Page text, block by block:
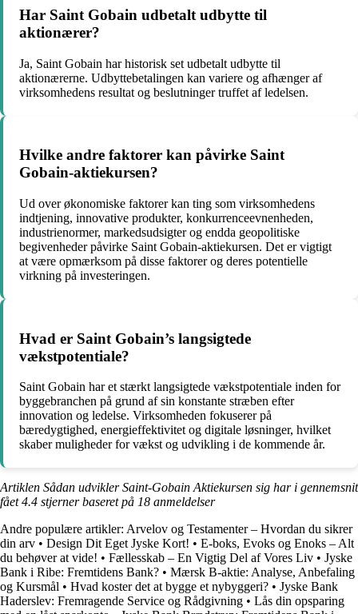
Har Saint Gobain udbetalt udbytte til
aktionærer?
Ja, Saint Gobain har historisk set udbetalt udbytte til
aktionærerne. Udbyttebetalingen kan variere og afhænger af
virksomhedens resultat og beslutninger truffet af ledelsen.
Hvilke andre faktorer kan påvirke Saint
Gobain-aktiekursen?
Ud over økonomiske faktorer kan ting som virksomhedens
indtjening, innovative produkter, konkurrenceevnenheden,
industrienormer, markedsudsigter og endda geopolitiske
begivenheder påvirke Saint Gobain-aktiekursen. Det er vigtigt
at være opmærksom på disse faktorer og deres potentielle
virkning på investeringen.
Hvad er Saint Gobain’s langsigtede
vækstpotentiale?
Saint Gobain har et stærkt langsigtede vækstpotentiale inden for
byggebranchen på grund af sin konstante stræben efter
innovation og ledelse. Virksomheden fokuserer på
bæredygtighed, energieffektivitet og digitale løsninger, hvilket
skaber muligheder for vækst og udvikling i de kommende år.
Artiklen Sådan udvikler Saint-Gobain Aktiekursen sig har i gennemsnit
fået4.4 stjerner baseret på 18 anmeldelser
Andre populære artikler: Arvelov og Testamenter – Hvordan du sikrer
din arv • Design Dit Eget Jyske Kort! • E-boks, Evoks og Enoks – Alt
du behøver at vide! • Fællesskab – En Vigtig Del af Vores Liv • Jyske
Bank i Ribe: Fremtidens Bank? • Mærsk B-aktie: Analyse, Anbefaling
og Kursmål • Hvad koster det at bygge et nybyggeri? • Jyske Bank
Haderslev: Fremragende Service og Rådgivning • Lås din opsparing